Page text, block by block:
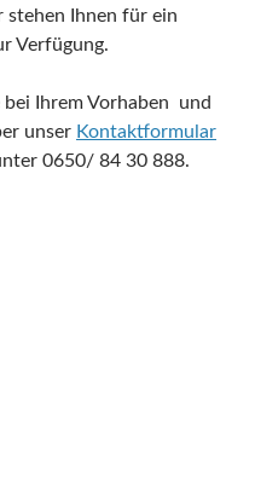
stehen Ihnen für ein
Verfügung.
Ihrem Vorhaben und
unser Kontaktformular
0650/ 84 30 888.